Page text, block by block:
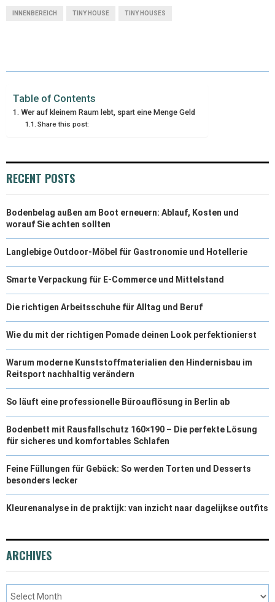
INNENBEREICH TINY HOUSE TINY HOUSES
Table of Contents
Wer auf kleinem Raum lebt, spart eine Menge Geld
Share this post:
RECENT POSTS
Bodenbelag außen am Boot erneuern: Ablauf, Kosten und
worauf Sie achten sollten
Langlebige Outdoor-Möbel für Gastronomie und Hotellerie
Smarte Verpackung für E-Commerce und Mittelstand
Die richtigen Arbeitsschuhe für Alltag und Beruf
Wie du mit der richtigen Pomade deinen Look perfektionierst
Warum moderne Kunststoffmaterialien den Hindernisbau im
Reitsport nachhaltig verändern
So läuft eine professionelle Büroauflösung in Berlin ab
Bodenbett mit Rausfallschutz 160×190 – Die perfekte Lösung
für sicheres und komfortables Schlafen
Feine Füllungen für Gebäck: So werden Torten und Desserts
besonders lecker
Kleurenanalyse in de praktijk: van inzicht naar dagelijkse outfits
ARCHIVES